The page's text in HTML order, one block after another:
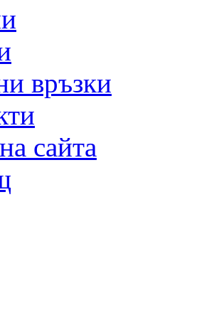
връзки
сайта